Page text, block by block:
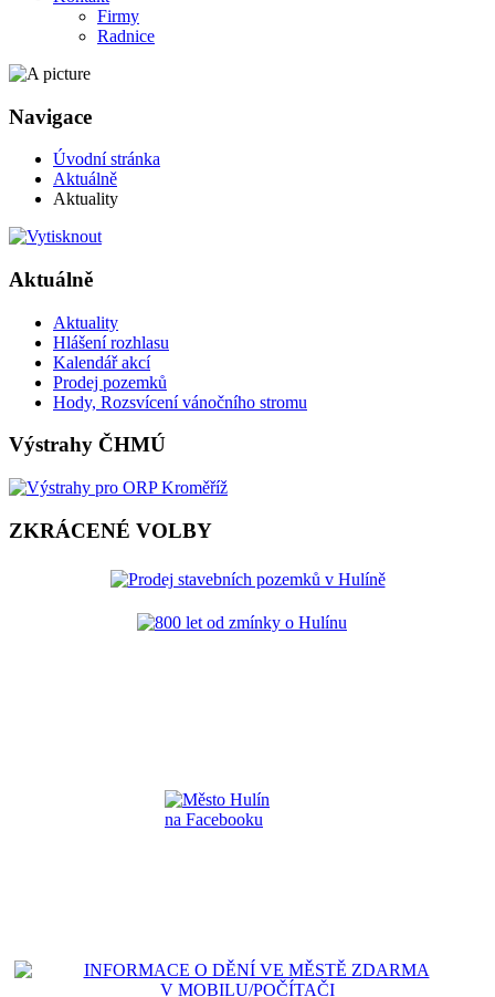
Firmy
Radnice
Navigace
Úvodní stránka
Aktuálně
Aktuality
Aktuálně
Aktuality
Hlášení rozhlasu
Kalendář akcí
Prodej pozemků
Hody, Rozsvícení vánočního stromu
Výstrahy ČHMÚ
ZKRÁCENÉ VOLBY